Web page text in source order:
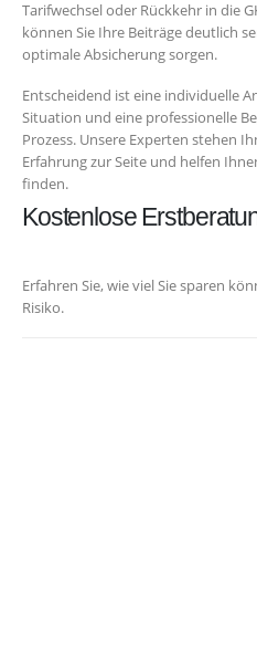
Tarifwechsel oder Rückkehr in die
können Sie Ihre Beiträge deutlich
optimale Absicherung sorgen.
Entscheidend ist eine individuelle
Situation und eine professionelle
Prozess. Unsere Experten stehen
Erfahrung zur Seite und helfen
finden.
Kostenlose
Erfahren Sie, wie viel Sie sparen
Risiko.